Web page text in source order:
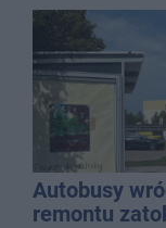
Autobusy
remontu